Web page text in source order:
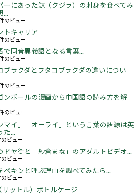
ーにあった鯨（クジラ）の刺身を食べてみ
...
のビュー
トキャリア
のビュー
で同音異義語となる言葉...
のビュー
ブラクダとフタコブラクダの違いについ
のビュー
ンボールの漫画から中国語の読み方を解
のビュー
マイ」「オーライ」という言葉の語源は英
た...
のビュー
ドヤ街と「紗倉まな」のアダルトビデオ...
のビュー
ペキンと呼ぶ理由を調べてみたら...
のビュー
リットル）ボトルケージ